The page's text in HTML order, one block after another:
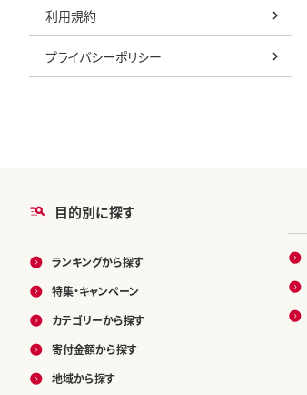
利用規約
プライバシーポリシー
目的別に探す
ランキングから探す
特集・キャンペーン
カテゴリーから探す
寄付金額から探す
地域から探す